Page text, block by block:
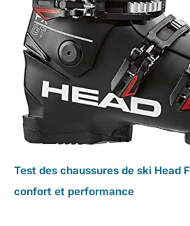
Test des chaussures de ski Head
confort et performance